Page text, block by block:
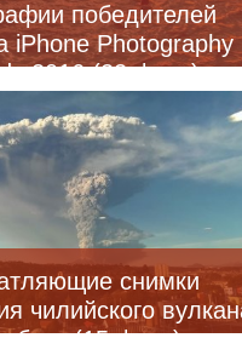
победителей
iPhone Photography
2016 (22 фото)
снимки
чилийского
(15 фото)